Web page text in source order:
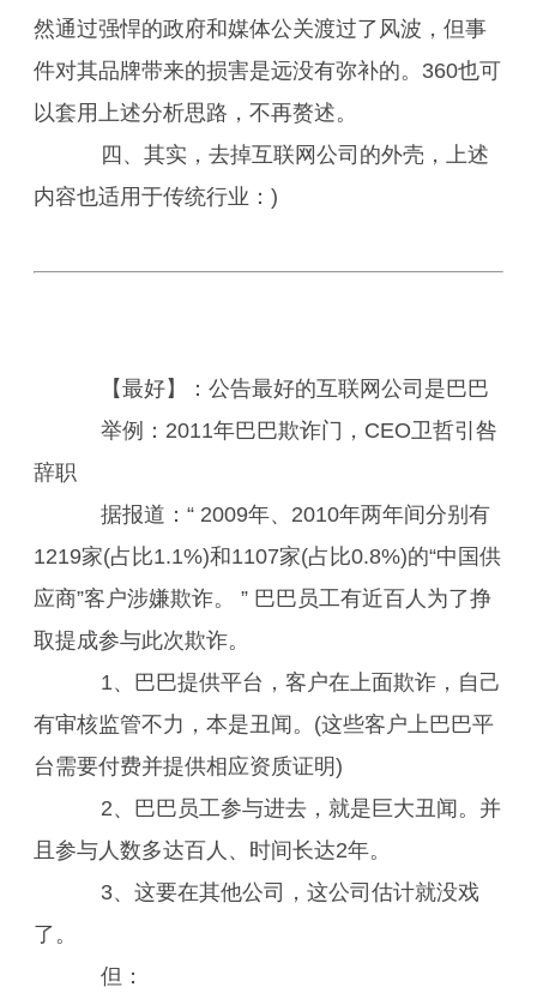
然通过强悍的政府和媒体公关渡过了风波，但事
件对其品牌带来的损害是远没有弥补的。360也可
以套用上述分析思路，不再赘述。
四、其实，去掉互联网公司的外壳，上述
内容也适用于传统行业：)
【最好】：公告最好的互联网公司是巴巴
举例：2011年巴巴欺诈门，CEO卫哲引咎
辞职
据报道：“ 2009年、2010年两年间分别有
1219家(占比1.1%)和1107家(占比0.8%)的“中国供
应商”客户涉嫌欺诈。 ” 巴巴员工有近百人为了挣
取提成参与此次欺诈。
1、巴巴提供平台，客户在上面欺诈，自己
有审核监管不力，本是丑闻。(这些客户上巴巴平
台需要付费并提供相应资质证明)
2、巴巴员工参与进去，就是巨大丑闻。并
且参与人数多达百人、时间长达2年。
3、这要在其他公司，这公司估计就没戏
了。
但：